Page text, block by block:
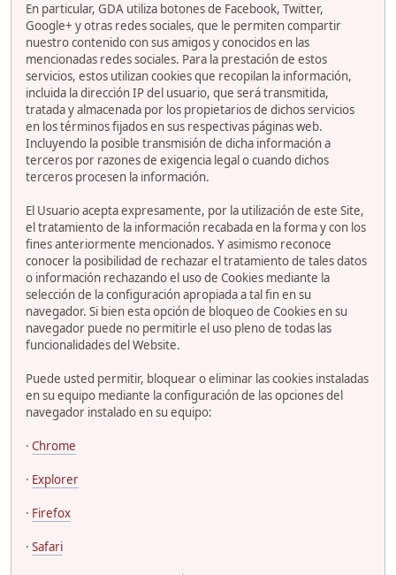
En particular, GDA utiliza botones de Facebook, Twitter,
Google+ y otras redes sociales, que le permiten compartir
nuestro contenido con sus amigos y conocidos en las
mencionadas redes sociales. Para la prestación de estos
servicios, estos utilizan cookies que recopilan la información,
incluida la dirección IP del usuario, que será transmitida,
tratada y almacenada por los propietarios de dichos servicios
en los términos fijados en sus respectivas páginas web.
Incluyendo la posible transmisión de dicha información a
terceros por razones de exigencia legal o cuando dichos
terceros procesen la información.
El Usuario acepta expresamente, por la utilización de este Site,
el tratamiento de la información recabada en la forma y con los
fines anteriormente mencionados. Y asimismo reconoce
conocer la posibilidad de rechazar el tratamiento de tales datos
o información rechazando el uso de Cookies mediante la
selección de la configuración apropiada a tal fin en su
navegador. Si bien esta opción de bloqueo de Cookies en su
navegador puede no permitirle el uso pleno de todas las
funcionalidades del Website.
Puede usted permitir, bloquear o eliminar las cookies instaladas
en su equipo mediante la configuración de las opciones del
navegador instalado en su equipo:
· Chrome
· Explorer
· Firefox
· Safari